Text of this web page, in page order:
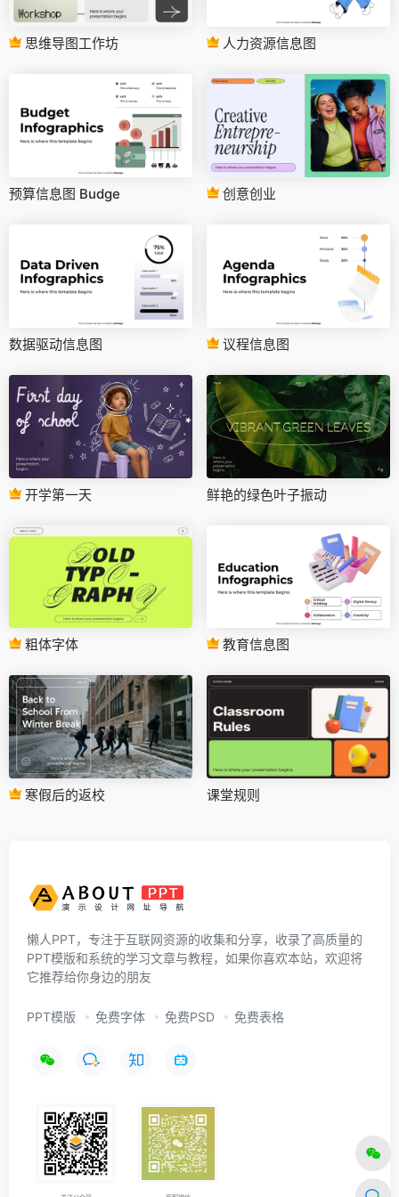
思维导图工作坊 人力资源信息图
预算信息图 Budge 创意创业
数据驱动信息图 议程信息图
开学第一天 鲜艳的绿色叶子振动
粗体字体 教育信息图
寒假后的返校 课堂规则
懒人PPT，专注于互联网资源的收集和分享，收录了高质量的
PPT模版和系统的学习文章与教程，如果你喜欢本站，欢迎将
它推荐给你身边的朋友
PPT模版 免费字体 免费PSD 免费表格